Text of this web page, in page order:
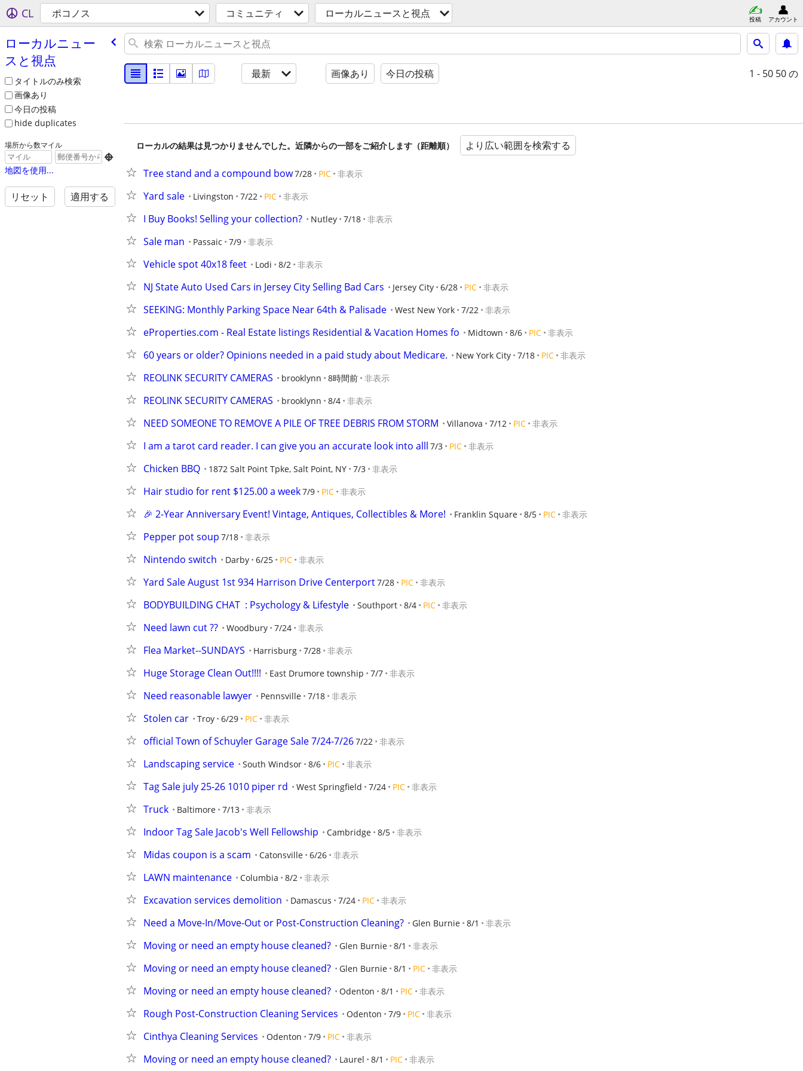
CL ポコノス コミュニティ ローカルニュースと視点 投稿 アカウント
ローカルニュー
スと視点
タイトルのみ検索
画像あり
今日の投稿
hide duplicates
場所から数マイル

地図を使用...
リセット 適用する
最新 画像あり 今日の投稿 1 - 50 50 の
ローカルの結果は見つかりませんでした。近隣からの一部をご紹介します（距離順） より広い範囲を検索する
Tree stand and a compound bow7/28 PIC 非表示
Yard sale Livingston 7/22 PIC 非表示
I Buy Books! Selling your collection? Nutley 7/18 非表示
Sale man Passaic 7/9 非表示
Vehicle spot 40x18 feet Lodi 8/2 非表示
NJ State Auto Used Cars in Jersey City Selling Bad Cars Jersey City 6/28 PIC 非表示
SEEKING: Monthly Parking Space Near 64th & Palisade West New York 7/22 非表示
eProperties.com - Real Estate listings Residential & Vacation Homes fo Midtown 8/6 PIC 非表示
60 years or older? Opinions needed in a paid study about Medicare. New York City 7/18 PIC 非表示
REOLINK SECURITY CAMERAS brooklynn 8時間前 非表示
REOLINK SECURITY CAMERAS brooklynn 8/4 非表示
NEED SOMEONE TO REMOVE A PILE OF TREE DEBRIS FROM STORM Villanova 7/12 PIC 非表示
I am a tarot card reader. I can give you an accurate look into alll 7/3 PIC 非表示
Chicken BBQ 1872 Salt Point Tpke, Salt Point, NY 7/3 非表示
Hair studio for rent $125.00 a week7/9 PIC 非表示
🎉 2-Year Anniversary Event! Vintage, Antiques, Collectibles & More! Franklin Square 8/5 PIC 非表示
Pepper pot soup 7/18 非表示
Nintendo switch Darby 6/25 PIC 非表示
Yard Sale August 1st 934 Harrison Drive Centerport7/28 PIC 非表示
BODYBUILDING CHAT  : Psychology & Lifestyle Southport 8/4 PIC 非表示
Need lawn cut ?? Woodbury 7/24 非表示
Flea Market--SUNDAYS Harrisburg 7/28 非表示
Huge Storage Clean Out!!!! East Drumore township 7/7 非表示
Need reasonable lawyer Pennsville 7/18 非表示
Stolen car Troy 6/29 PIC 非表示
official Town of Schuyler Garage Sale 7/24-7/267/22 非表示
Landscaping service South Windsor 8/6 PIC 非表示
Tag Sale july 25-26 1010 piper rd West Springfield 7/24 PIC 非表示
Truck Baltimore 7/13 非表示
Indoor Tag Sale Jacob's Well Fellowship Cambridge 8/5 非表示
Midas coupon is a scam Catonsville 6/26 非表示
LAWN maintenance Columbia 8/2 非表示
Excavation services demolition Damascus 7/24 PIC 非表示
Need a Move-In/Move-Out or Post-Construction Cleaning? Glen Burnie 8/1 非表示
Moving or need an empty house cleaned? Glen Burnie 8/1 非表示
Moving or need an empty house cleaned? Glen Burnie 8/1 PIC 非表示
Moving or need an empty house cleaned? Odenton 8/1 PIC 非表示
Rough Post-Construction Cleaning Services Odenton 7/9 PIC 非表示
Cinthya Cleaning Services Odenton 7/9 PIC 非表示
Moving or need an empty house cleaned? Laurel 8/1 PIC 非表示